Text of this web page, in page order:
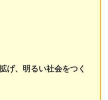
げ、明るい社会をつく